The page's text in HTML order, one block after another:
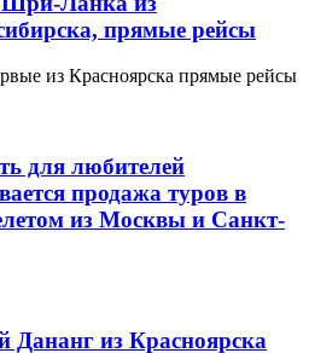
прямые рейсы
из Красноярска прямые рейсы
для любителей
продажа туров в
из Москвы и Санкт-
Дананг из Красноярска